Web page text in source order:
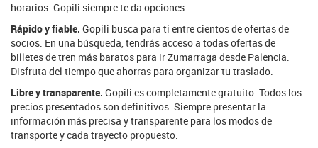
horarios. Gopili siempre te da opciones.
Rápido y fiable. Gopili busca para ti entre cientos de ofertas de
socios. En una búsqueda, tendrás acceso a todas ofertas de
billetes de tren más baratos para ir Zumarraga desde Palencia.
Disfruta del tiempo que ahorras para organizar tu traslado.
Libre y transparente. Gopili es completamente gratuito. Todos los
precios presentados son definitivos. Siempre presentar la
información más precisa y transparente para los modos de
transporte y cada trayecto propuesto.